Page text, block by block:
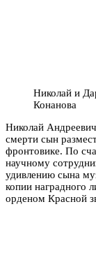
Николай и
Конанова
Николай
смерти сын
фронтовике. По
научному
удивлению сына
копии наградного
орденом Красной